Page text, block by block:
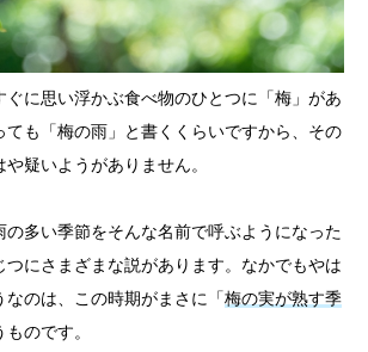
ぐに思い浮かぶ食べ物のひとつに「梅」があ
ても「梅の雨」と書くくらいですから、その
疑いようがありません。
の多い季節をそんな名前で呼ぶようになった
つにさまざまな説があります。なかでもやは
なのは、この時期がまさに「梅の実が熟す季
のです。